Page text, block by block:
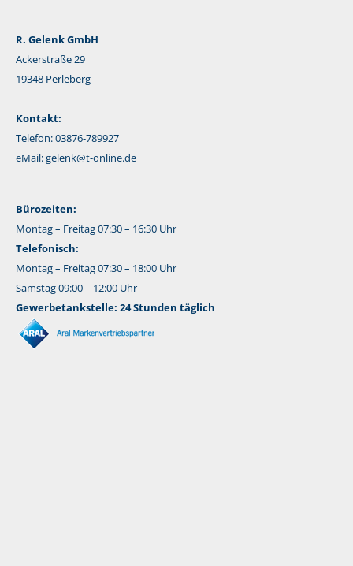
R. Gelenk GmbH
Ackerstraße 29
19348 Perleberg
Kontakt:
Telefon: 03876-789927
eMail:gelenk@t-online.de
Bürozeiten:
Montag – Freitag 07:30 – 16:30 Uhr
Telefonisch:
Montag – Freitag 07:30 – 18:00 Uhr
Samstag 09:00 – 12:00 Uhr
Gewerbetankstelle: 24 Stunden täglich